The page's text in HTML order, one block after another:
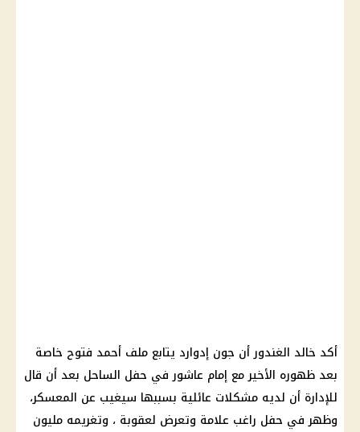
أكد خالد الغندور أن جون إدوارد يتابع ملف أحمد فتوح خاصة
بعد ظهوره الأخير مع إمام عاشور في حفل الساحل بعد أن قال
للإدارة أن لديه مشكلات عائلية بسببها سيغيب عن المعسكر،
وظهر في حفل راغب علامة وتعرض لعقوبة ، وتغريمه مليون